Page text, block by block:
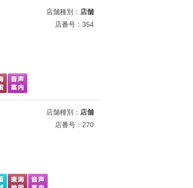
店舗種別： 店舗
店番号：354
店舗種別： 店舗
店番号：270